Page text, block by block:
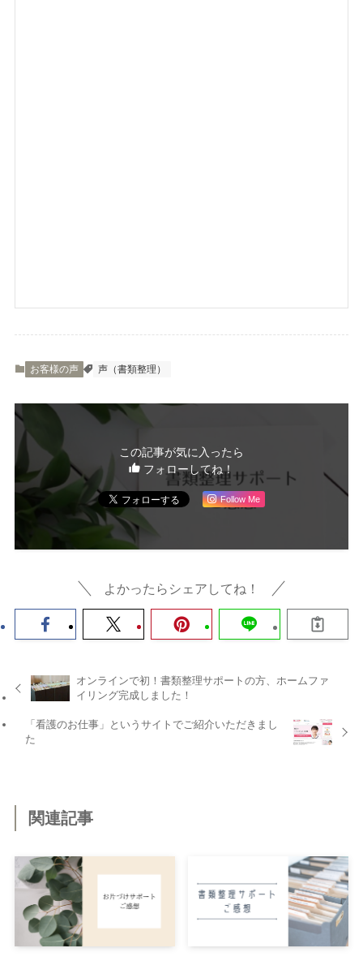
お客様の声 声（書類整理）
この記事が気に入ったら
フォローしてね！
Follow Me
よかったらシェアしてね！
オンラインで初！書類整理サポートの方、ホームファ
イリング完成しました！
「看護のお仕事」というサイトでご紹介いただきまし
た
関連記事